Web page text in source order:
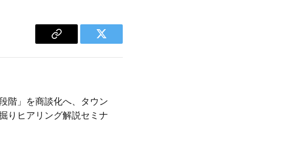
Copy
Twitter
階」を商談化へ、タウン
りヒアリング解説セミナ